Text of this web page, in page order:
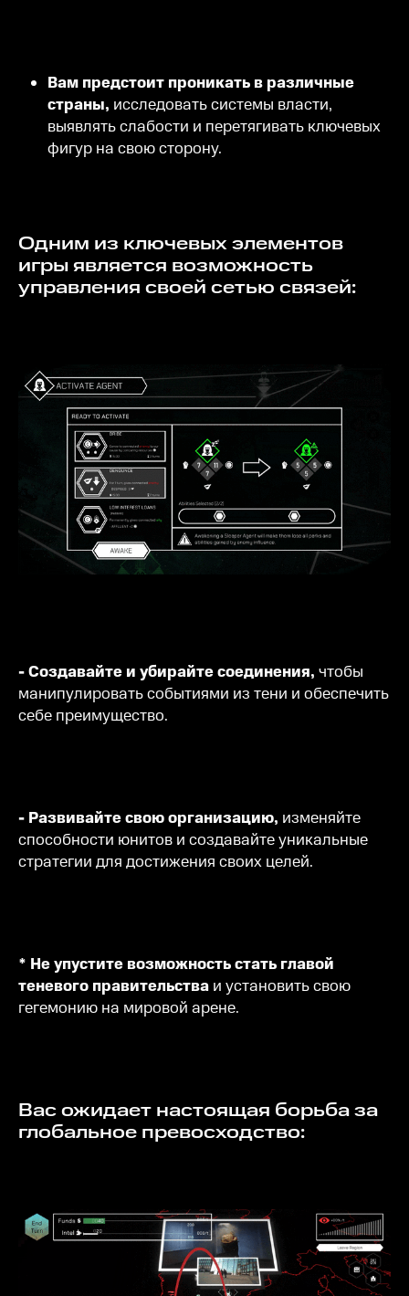
Вам предстоит проникать в различные
страны, исследовать системы власти,
выявлять слабости и перетягивать ключевых
фигур на свою сторону.
Одним из ключевых элементов
игры является возможность
управления своей сетью связей:
- Создавайте и убирайте соединения, чтобы
манипулировать событиями из тени и обеспечить
себе преимущество.
- Развивайте свою организацию, изменяйте
способности юнитов и создавайте уникальные
стратегии для достижения своих целей.
* Не упустите возможность стать главой
теневого правительства и установить свою
гегемонию на мировой арене.
Вас ожидает настоящая борьба за
глобальное превосходство: